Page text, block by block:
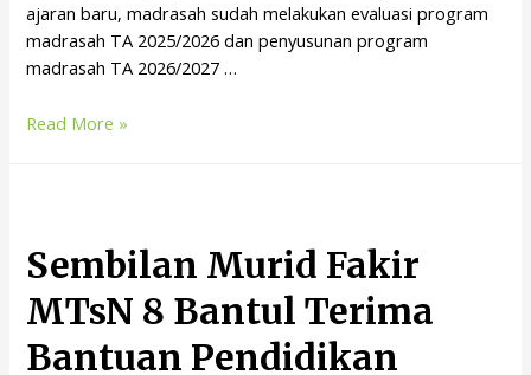
ajaran baru, madrasah sudah melakukan evaluasi program
madrasah TA 2025/2026 dan penyusunan program
madrasah TA 2026/2027 …
Read More »
Sembilan Murid Fakir
MTsN 8 Bantul Terima
Bantuan Pendidikan